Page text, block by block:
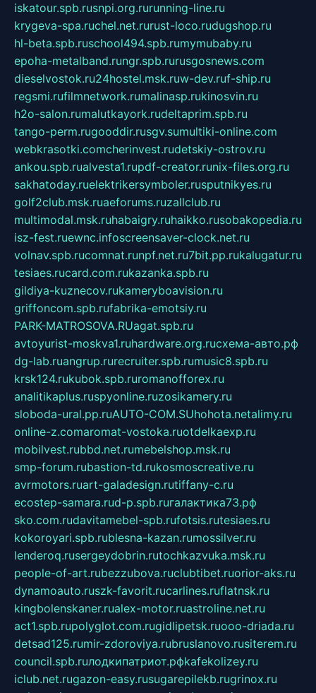
iskatour.spb.rusnpi.org.rurunning-line.ru
krygeva-spa.ruchel.net.rurust-loco.rudugshop.ru
hl-beta.spb.ruschool494.spb.rumymubaby.ru
epoha-metalband.rungr.spb.rurusgosnews.com
dieselvostok.ru24hostel.msk.ruw-dev.ruf-ship.ru
regsmi.rufilmnetwork.rumalinasp.rukinosvin.ru
h2o-salon.rumalutkayork.rudeltaprim.spb.ru
tango-perm.rugooddir.rusgv.sumultiki-online.com
webkrasotki.comcherinvest.rudetskiy-ostrov.ru
ankou.spb.rualvesta1.rupdf-creator.runix-files.org.ru
sakhatoday.ruelektrikersymboler.rusputnikyes.ru
golf2club.msk.ruaeforums.ruzallclub.ru
multimodal.msk.ruhabaigry.ruhaikko.rusobakopedia.ru
isz-fest.ruewnc.infoscreensaver-clock.net.ru
volnav.spb.rucomnat.runpf.net.ru7bit.pp.rukalugatur.ru
tesiaes.rucard.com.rukazanka.spb.ru
gildiya-kuznecov.rukameryboavision.ru
griffoncom.spb.rufabrika-emotsiy.ru
PARK-MATROSOVA.RUagat.spb.ru
avtoyurist-moskva1.ruhardware.org.ruсхема-авто.рф
dg-lab.ruangrup.rurecruiter.spb.rumusic8.spb.ru
krsk124.rukubok.spb.ruromanofforex.ru
analitikaplus.ruspyonline.ruzosikamery.ru
sloboda-ural.pp.ruAUTO-COM.SUhohota.netalimy.ru
online-z.comaromat-vostoka.ruotdelkaexp.ru
mobilvest.rubbd.net.rumebelshop.msk.ru
smp-forum.rubastion-td.rukosmoscreative.ru
avrmotors.ruart-galadesign.rutiffany-c.ru
ecostep-samara.rud-p.spb.ruгалактика73.рф
sko.com.rudavitamebel-spb.rufotsis.rutesiaes.ru
kokoroyari.spb.rublesna-kazan.rumossilver.ru
lenderoq.rusergeydobrin.rutochkazvuka.msk.ru
people-of-art.rubezzubova.ruclubtibet.ruorior-aks.ru
dynamoauto.ruszk-favorit.rucarlines.ruflatnsk.ru
kingbolenskaner.rualex-motor.ruastroline.net.ru
act1.spb.rupolyglot.com.rugidlipetsk.ruooo-driada.ru
detsad125.rumir-zdoroviya.rubruslanovo.rusiterem.ru
council.spb.ruлодкипатриот.рфkafekolizey.ru
iclub.net.rugazon-easy.rusugarepilekb.rugrinox.ru